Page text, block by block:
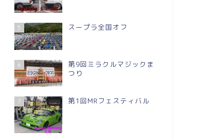
5 スープラ全国オフ
6
第9回ミラクルマジックま
つり
7 第1回MRフェスティバル